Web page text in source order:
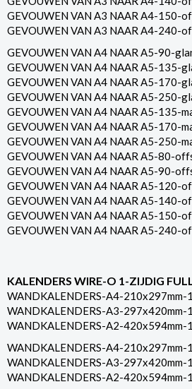
GEVOUWEN VAN A3 NAAR A4-150-
GEVOUWEN VAN A3 NAAR A4-240-
GEVOUWEN VAN A4 NAAR A5-90-
GEVOUWEN VAN A4 NAAR A5-135-
GEVOUWEN VAN A4 NAAR A5-170-
GEVOUWEN VAN A4 NAAR A5-250-
GEVOUWEN VAN A4 NAAR A5-135-
GEVOUWEN VAN A4 NAAR A5-170-
GEVOUWEN VAN A4 NAAR A5-250-
GEVOUWEN VAN A4 NAAR A5-80-
GEVOUWEN VAN A4 NAAR A5-90-
GEVOUWEN VAN A4 NAAR A5-120-
GEVOUWEN VAN A4 NAAR A5-140-
GEVOUWEN VAN A4 NAAR A5-150-
GEVOUWEN VAN A4 NAAR A5-240-
KALENDERS WIRE-O 1-ZIJDIG
WANDKALENDERS-A4-210x297mm-
WANDKALENDERS-A3-297x420mm-
WANDKALENDERS-A2-420x594mm-
WANDKALENDERS-A4-210x297mm-
WANDKALENDERS-A3-297x420mm-
WANDKALENDERS-A2-420x594mm-